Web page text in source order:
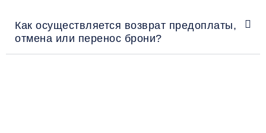
Как осуществляется возврат предоплаты,
отмена или перенос брони?